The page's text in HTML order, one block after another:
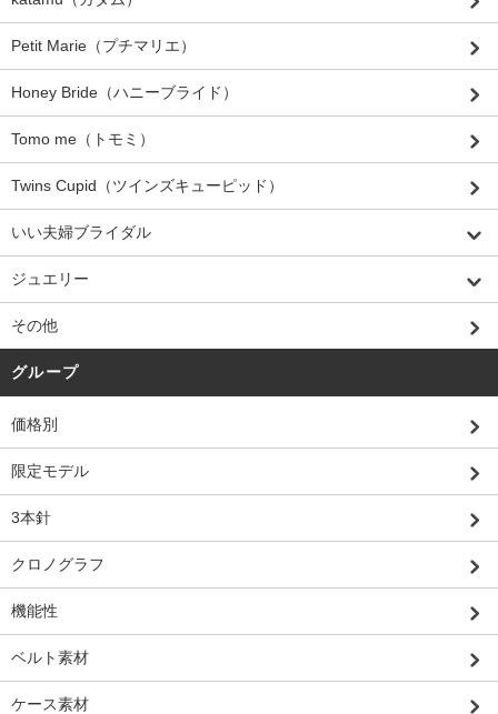
Petit Marie（プチマリエ）
Honey Bride（ハニーブライド）
Tomo me（トモミ）
Twins Cupid（ツインズキューピッド）
いい夫婦ブライダル
ジュエリー
その他
グループ
価格別
限定モデル
3本針
クロノグラフ
機能性
ベルト素材
ケース素材